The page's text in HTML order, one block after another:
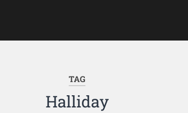
TAG
Halliday